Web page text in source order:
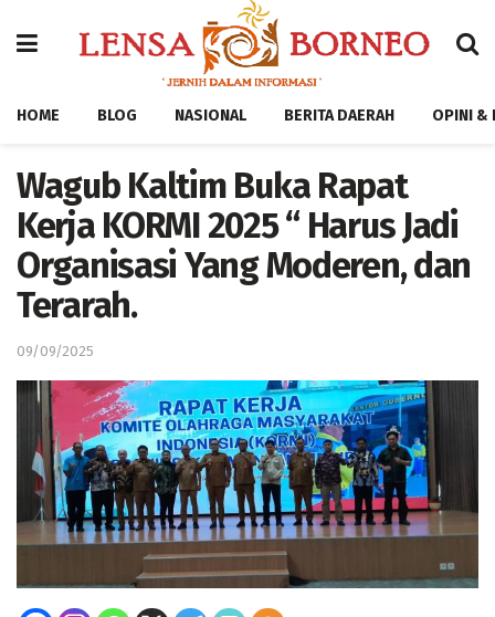
HOME BLOG NASIONAL BERITA DAERAH OPINI &
Wagub Kaltim Buka Rapat
Kerja KORMI 2025 “ Harus Jadi
Organisasi Yang Moderen, dan
Terarah.
09/09/2025